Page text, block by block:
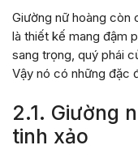
Giường nữ hoàng còn
là thiết kế mang đậm
sang trọng, quý phái
Vậy nó có những đặc
2.1. Giường
tinh xảo